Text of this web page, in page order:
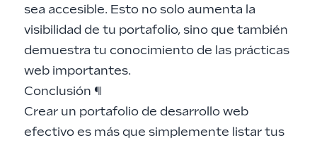
sea accesible. Esto no solo aumenta la
visibilidad de tu portafolio, sino que también
demuestra tu conocimiento de las prácticas
web importantes.
Conclusión ¶
Crear un portafolio de desarrollo web
efectivo es más que simplemente listar tus